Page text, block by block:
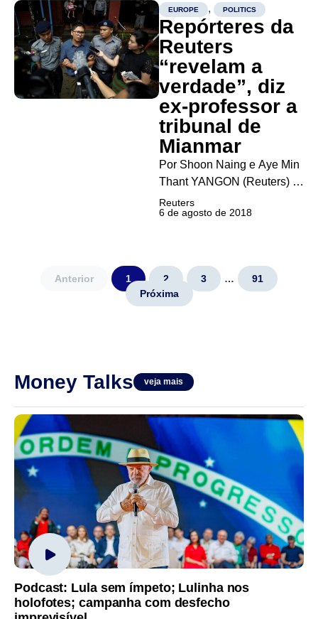
Irã são “as sanções mais
duras já impostas”.
“Qualquer um que fizer
negócios com o Irã não irá
fazer negócios com...
EUROPE , POLITICS
Repórteres da
Reuters
“revelam a
verdade”, diz
ex-professor a
tribunal de
Mianmar
Por Shoon Naing e Aye Min
Thant YANGON (Reuters) –
Um tribunal de Mianmar
ouviu nesta segunda-feira
dois jornalistas da Reuters
acusados de obter
documentos secretos de
Reuters
6 de agosto de 2018
Anterior 1 2 3 …
91
Próxima
Money Talks veja mais
Podcast: Lula sem ímpeto; Lulinha nos
holofotes; campanha com desfecho